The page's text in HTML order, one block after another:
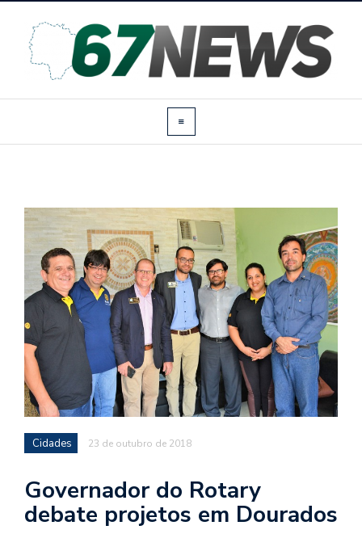
Cidades 23 de outubro de 2018
Governador do Rotary
debate projetos em Dourados